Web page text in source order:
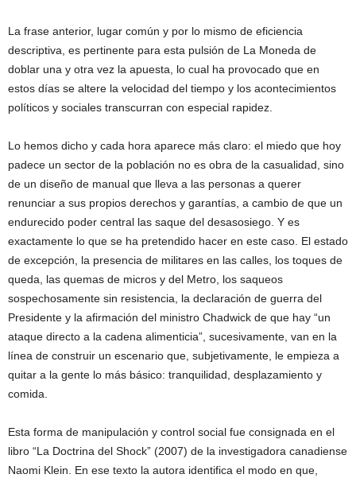
La frase anterior, lugar común y por lo mismo de eficiencia
descriptiva, es pertinente para esta pulsión de La Moneda de
doblar una y otra vez la apuesta, lo cual ha provocado que en
estos días se altere la velocidad del tiempo y los acontecimientos
políticos y sociales transcurran con especial rapidez.
Lo hemos dicho y cada hora aparece más claro: el miedo que hoy
padece un sector de la población no es obra de la casualidad, sino
de un diseño de manual que lleva a las personas a querer
renunciar a sus propios derechos y garantías, a cambio de que un
endurecido poder central las saque del desasosiego. Y es
exactamente lo que se ha pretendido hacer en este caso. El estado
de excepción, la presencia de militares en las calles, los toques de
queda, las quemas de micros y del Metro, los saqueos
sospechosamente sin resistencia, la declaración de guerra del
Presidente y la afirmación del ministro Chadwick de que hay “un
ataque directo a la cadena alimenticia”, sucesivamente, van en la
línea de construir un escenario que, subjetivamente, le empieza a
quitar a la gente lo más básico: tranquilidad, desplazamiento y
comida.
Esta forma de manipulación y control social fue consignada en el
libro “La Doctrina del Shock” (2007) de la investigadora canadiense
Naomi Klein. En ese texto la autora identifica el modo en que,